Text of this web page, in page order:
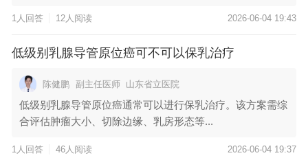
1人回答 12人阅读 2026-06-04 19:43
低级别乳腺导管原位癌可不可以保乳治疗
陈健鹏 副主任医师 山东省立医院
低级别乳腺导管原位癌通常可以进行保乳治疗。该方案需综
合评估肿瘤大小、切除边缘、乳房形态等...
1人回答 46人阅读 2026-06-04 19:37